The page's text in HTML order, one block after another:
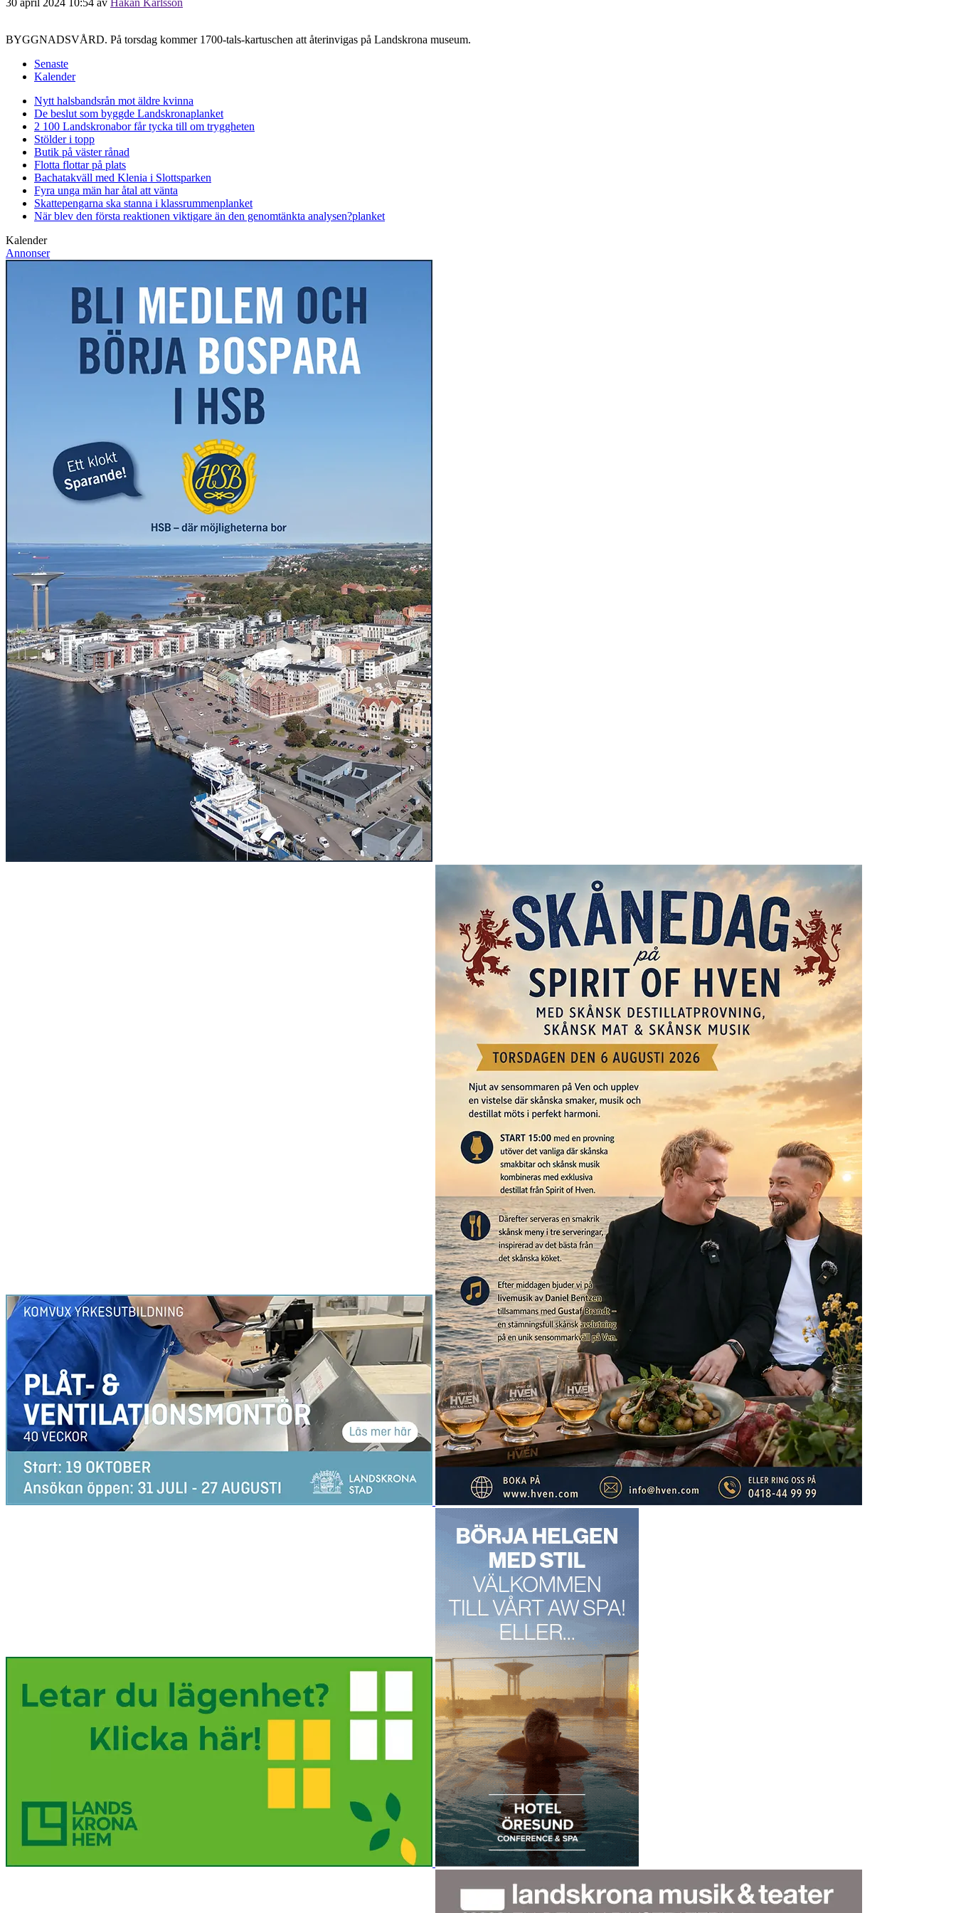
BYGGNADSVÅRD. På torsdag kommer 1700-tals-kartuschen att återinvigas på Landskrona museum.
Senaste
Kalender
Nytt halsbandsrån mot äldre kvinna
De beslut som byggde Landskronaplanket
2 100 Landskronabor får tycka till om tryggheten
Stölder i topp
Butik på väster rånad
Flotta flottar på plats
Bachatakväll med Klenia i Slottsparken
Fyra unga män har åtal att vänta
Skattepengarna ska stanna i klassrummenplanket
När blev den första reaktionen viktigare än den genomtänkta analysen?planket
Kalender
Annonser